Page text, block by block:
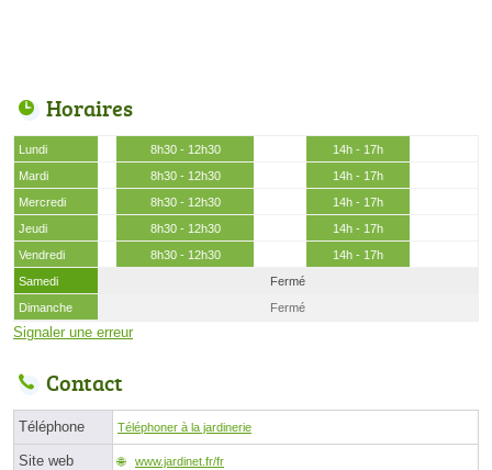
Horaires
Lundi 8h30 - 12h30
14h - 17h
Mardi
8h30 - 12h30
14h - 17h
Mercredi
8h30 - 12h30
14h - 17h
Jeudi
8h30 - 12h30
14h - 17h
Vendredi
8h30 - 12h30
14h - 17h
Samedi
Fermé
Dimanche
Fermé
Signaler une erreur
Contact
Téléphone Téléphoner à la jardinerie
Site web www.jardinet.fr/fr